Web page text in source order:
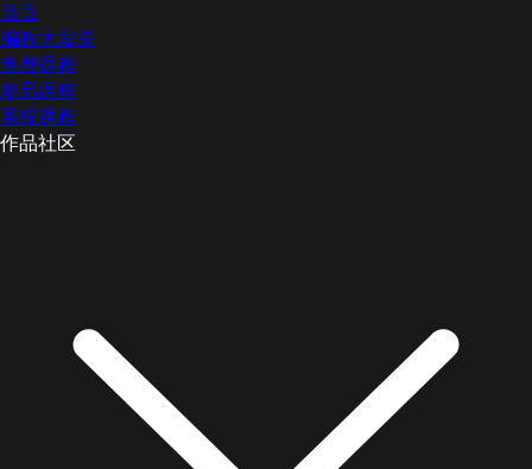
首页
编程大闯关
免费课程
精品课程
系统课程
作品社区